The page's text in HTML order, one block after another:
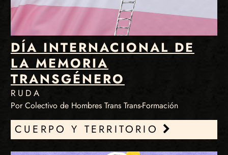
DÍA INTERNACIONAL DE
LA MEMORIA
TRANSGÉNERO
RUDA
Por Colectivo de Hombres Trans Trans-Formación
CUERPO Y TERRITORIO